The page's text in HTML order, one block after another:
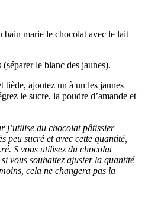
bain marie le chocolat avec le lait
le blanc des jaunes).
tiède, ajoutez un à un les jaunes
le sucre, la poudre d’amande et
j’utilise du chocolat pâtissier
peu sucré et avec cette quantité,
S vous utilisez du chocolat
vous souhaitez ajuster la quantité
cela ne changera pas la